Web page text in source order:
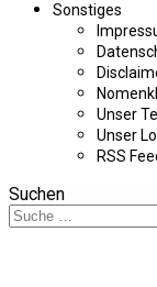
Sonstiges
Unser
Unser
RSS
Suchen